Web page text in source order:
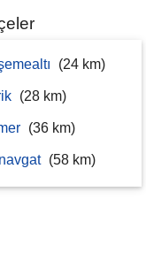
(24 km)
(28 km)
(36 km)
(58 km)